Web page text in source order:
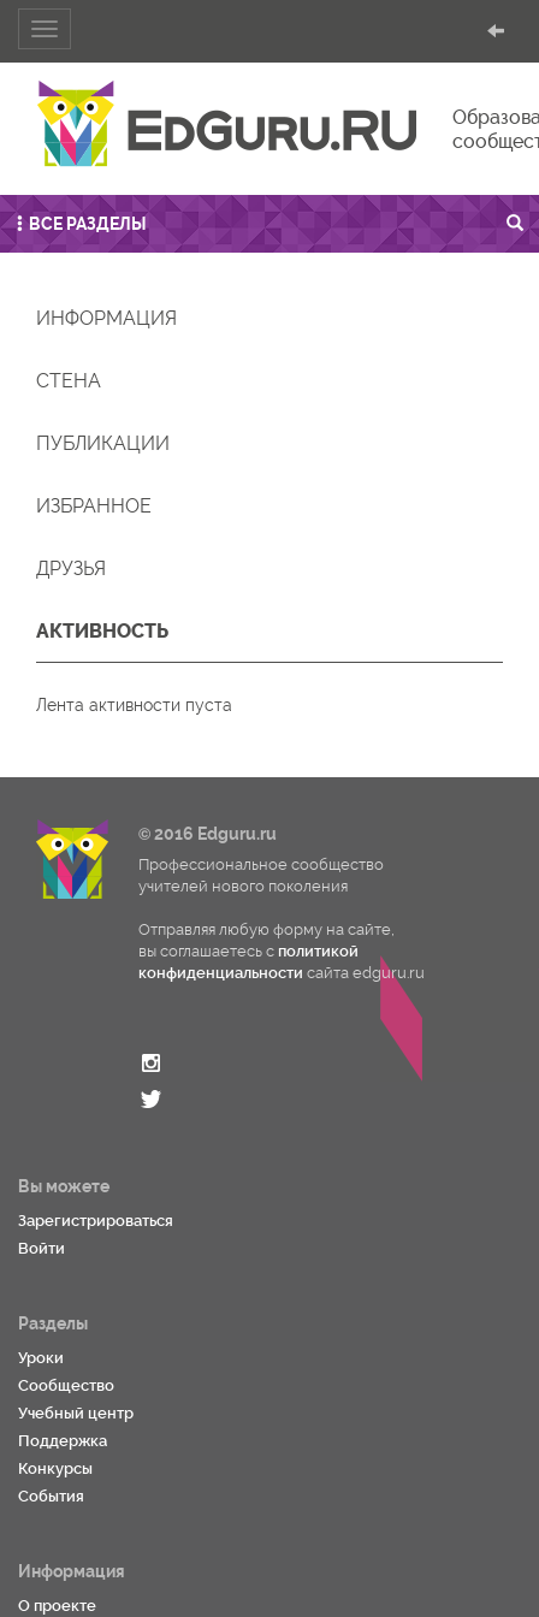
Toggle
navigation
ВСЕ РАЗДЕЛЫ
ИНФОРМАЦИЯ
СТЕНА
ПУБЛИКАЦИИ
ИЗБРАННОЕ
ДРУЗЬЯ
АКТИВНОСТЬ
Лента активности пуста
© 2016 Edguru.ru
Профессиональное сообщество
учителей нового поколения
Отправляя любую форму на сайте,
вы соглашаетесь с политикой
конфиденциальности сайта edguru.ru
Вы можете
Зарегистрироваться
Войти
Разделы
Уроки
Сообщество
Учебный центр
Поддержка
Конкурсы
События
Информация
О проекте